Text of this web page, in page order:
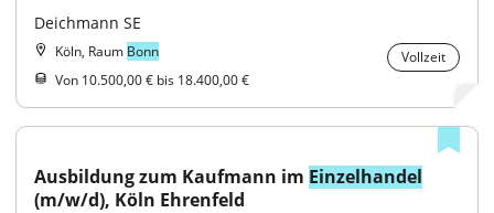
Deichmann SE
Köln, Raum Bonn
Vollzeit
Von 10.500,00 € bis 18.400,00 €
Ausbildung zum Kaufmann im Einzelhandel
(m/w/d), Köln Ehrenfeld